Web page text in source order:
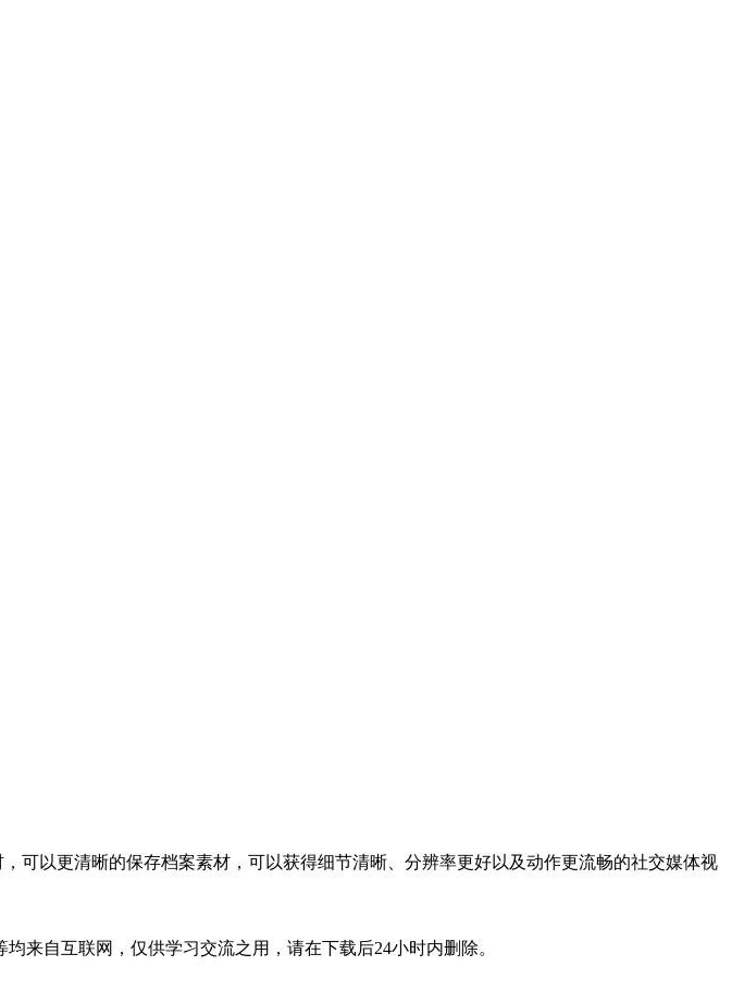
可以更清晰的保存档案素材，可以获得细节清晰、分辨率更好以及动作更流畅的社交媒体视
来自互联网，仅供学习交流之用，请在下载后24小时内删除。